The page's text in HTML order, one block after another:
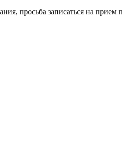
просьба записаться на прием